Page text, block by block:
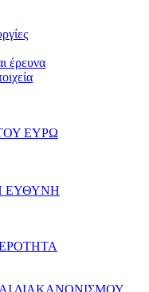
έρευνα
ΕΥΡΩ
ΕΥΘΥΝΗ
ΔΙΑΚΑΝΟΝΙΣΜΟΥ